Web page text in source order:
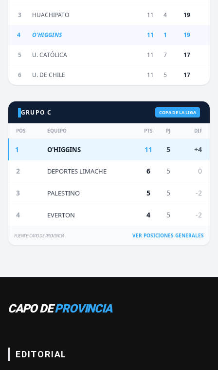
3 HUACHIPATO 11 4 19
4 O'HIGGINS 11 1 19
5 U. CATÓLICA 11 7 17
6 U. DE CHILE 11 5 17
GRUPO C COPA DE LA LIGA
POS EQUIPO PTS PJ DIF
1 O'HIGGINS 11 5 +4
2 DEPORTES LIMACHE 6 5 0
3 PALESTINO 5 5 -2
4 EVERTON 4 5 -2
FUENTE: CAPO DE PROVINCIA VER POSICIONES GENERALES
CAPO DEPROVINCIA
EDITORIAL